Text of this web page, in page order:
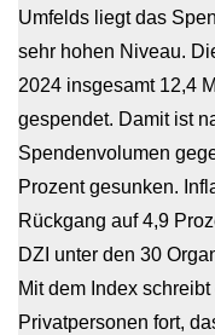
Umfelds liegt das
sehr hohen Niveau.
2024 insgesamt 12,4
gespendet. Damit ist
Spendenvolumen
Prozent gesunken.
Rückgang auf 4,9
DZI unter den 30
Mit dem Index
Privatpersonen fort,